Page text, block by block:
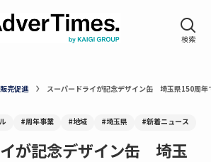
販売促進 スーパードライが記念デザイン缶 埼玉県150周年
#周年事業 #地域 #埼玉県 #新着ニュース
が記念デザイン缶 埼玉